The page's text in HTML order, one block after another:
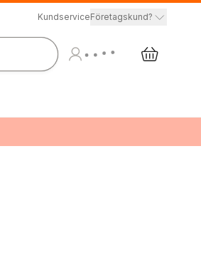
KundserviceFöretagskund?